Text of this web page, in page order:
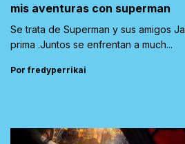
mis aventuras con superman
Se trata de Superman y sus amigos
prima .Juntos se enfrentan a much...
Por fredyperrikai